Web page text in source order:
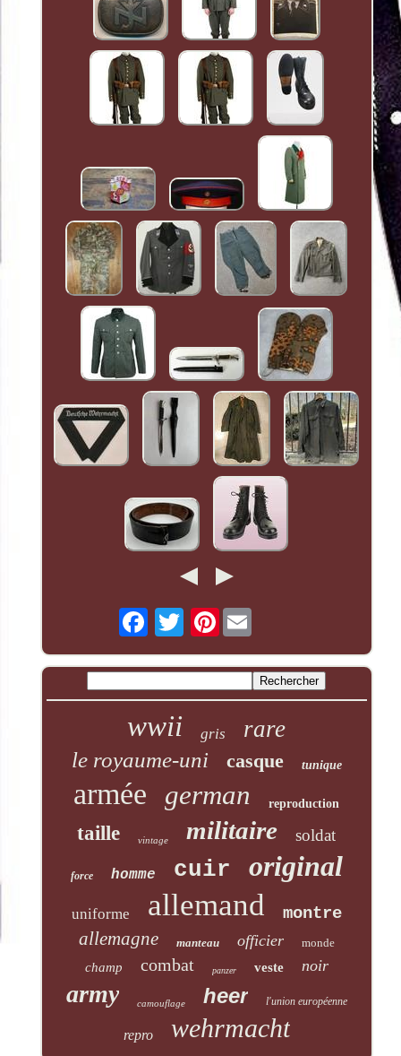
Pinterest
wwii gris rare
le royaume-uni casque tunique
armée german reproduction
taille vintage militaire soldat
force homme cuir original
uniforme allemand montre
allemagne manteau officier monde
champ combat panzer veste noir
army camouflage heer l'union européenne
repro wehrmacht